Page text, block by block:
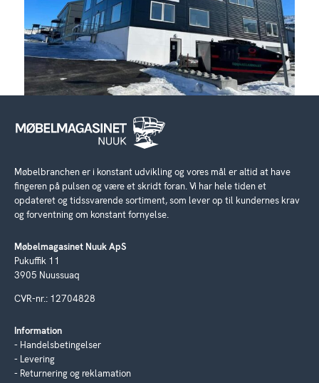
Møbelbranchen er i konstant udvikling og vores mål er altid at have
fingeren på pulsen og være et skridt foran. Vi har hele tiden et
opdateret og tidssvarende sortiment, som lever op til kundernes krav
og forventning om konstant fornyelse.
Møbelmagasinet Nuuk ApS
Pukuffik 11
3905 Nuussuaq
CVR-nr.: 12704828
Information
Handelsbetingelser
Levering
Returnering og reklamation